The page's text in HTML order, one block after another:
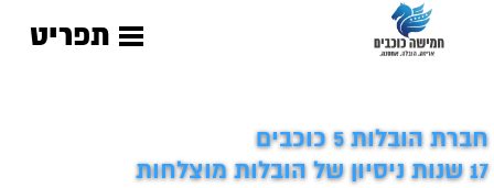
תפריט
חברת הובלות 5 כוכבים
17 שנות ניסיון של הובלות מוצלחות